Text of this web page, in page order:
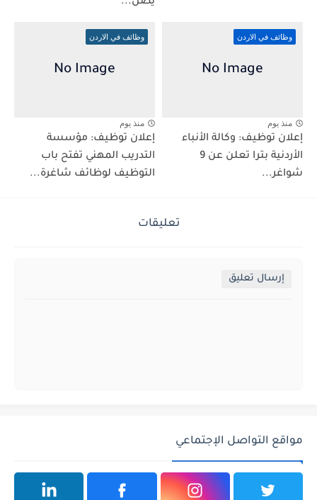
وظائف في الاردن
منذ يوم
إعلان توظيف: وكالة الأنباء
الأردنية بترا تعلن عن 9
شواغر...
وظائف في الاردن
منذ يوم
إعلان توظيف: مؤسسة
التدريب المهني تفتح باب
التوظيف لوظائف شاغرة...
تعليقات
إرسال تعليق
مواقع التواصل الإجتماعي